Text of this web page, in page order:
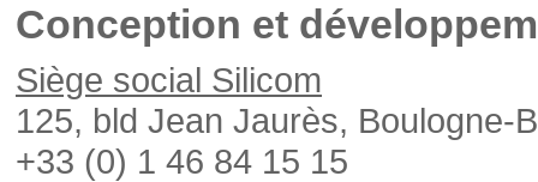
Conception et
Siège social Silicom
125, bld Jean Jaurès, Boulogne-
+33 (0) 1 46 84 15 15